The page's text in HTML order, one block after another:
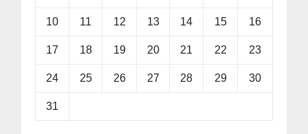
10 11 12 13 14 15 16
17 18 19 20 21 22 23
24 25 26 27 28 29 30
31